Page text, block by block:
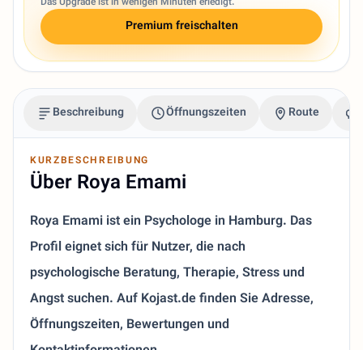
Premium freischalten
Beschreibung Öffnungszeiten Route
KURZBESCHREIBUNG
Über Roya Emami
Roya Emami ist ein Psychologe in Hamburg. Das
Profil eignet sich für Nutzer, die nach
psychologische Beratung, Therapie, Stress und
Angst suchen. Auf Kojast.de finden Sie Adresse,
Öffnungszeiten, Bewertungen und